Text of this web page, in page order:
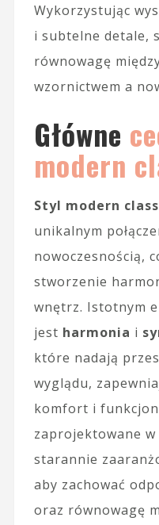
Wykorzystując
i subtelne detale,
równowagę
wzornictwem a
Główne
modern
Styl modern
unikalnym
nowoczesnością,
stworzenie
wnętrz. Istotnym
jest harmonia i
które nadają
wyglądu,
komfort i
zaprojektowane w
starannie
aby zachować
oraz równowagę